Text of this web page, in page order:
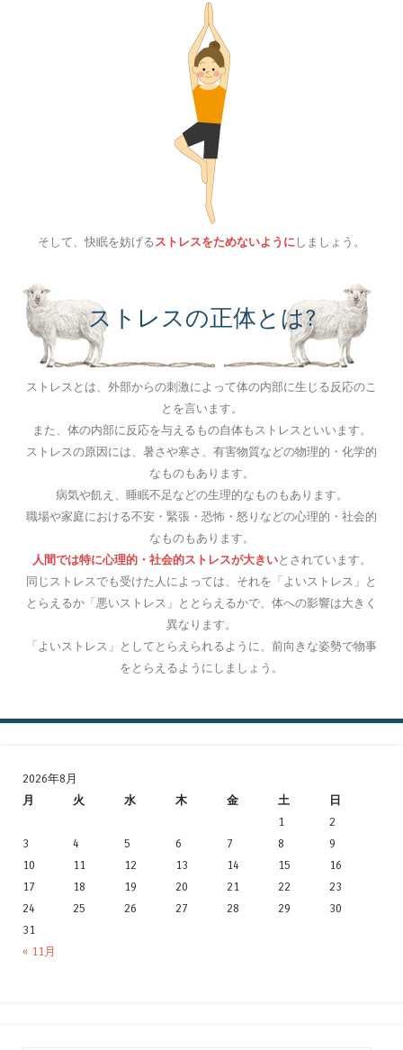
そして、快眠を妨げるストレスをためないように しましょう。
ストレスの正体とは?
ストレスとは、外部からの刺激によって体の内部に生じる反応のこ
とを言います。
また、体の内部に反応を与えるもの自体もストレスといいます。
ストレスの原因には、暑さや寒さ、有害物質などの物理的・化学的
なものもあります。
病気や飢え、睡眠不足などの生理的なものもあります。
職場や家庭における不安・緊張・恐怖・怒りなどの心理的・社会的
なものもあります。
人間では特に心理的・社会的ストレスが大きいとされています。
同じストレスでも受けた人によっては、それを「よいストレス」と
とらえるか「悪いストレス」ととらえるかで、体への影響は大きく
異なります。
「よいストレス」としてとらえられるように、前向きな姿勢で物事
をとらえるようにしましょう。
2026年8月
月
火 水 木 金 土 日
« 11月
1
2
3
4 5 6 7 8
9
10
11 12 13 14 15
16
17
18 19 20 21 22
23
24
25 26 27 28 29
30
31